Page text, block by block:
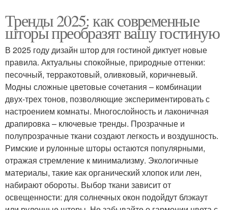
Тренды 2025: как современные
шторы преобразят вашу гостиную
В 2025 году дизайн штор для гостиной диктует новые
правила. Актуальны спокойные, природные оттенки:
песочный, терракотовый, оливковый, коричневый.
Модны сложные цветовые сочетания – комбинации
двух-трех тонов, позволяющие экспериментировать с
настроением комнаты. Многослойность и лаконичная
драпировка – ключевые тренды. Прозрачные и
полупрозрачные ткани создают легкость и воздушность.
Римские и рулонные шторы остаются популярными,
отражая стремление к минимализму. Экологичные
материалы, такие как органический хлопок или лен,
набирают обороты. Выбор ткани зависит от
освещенности: для солнечных окон подойдут блэкаут